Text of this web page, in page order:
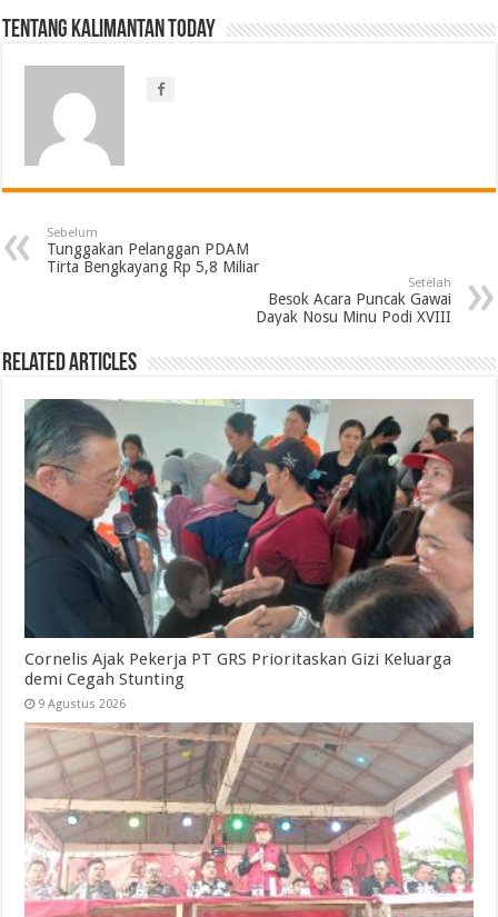
Tentang Kalimantan Today
Sebelum
Tunggakan Pelanggan PDAM
Tirta Bengkayang Rp 5,8 Miliar
Setelah
Besok Acara Puncak Gawai
Dayak Nosu Minu Podi XVIII
Related Articles
Cornelis Ajak Pekerja PT GRS Prioritaskan Gizi Keluarga
demi Cegah Stunting
9 Agustus 2026